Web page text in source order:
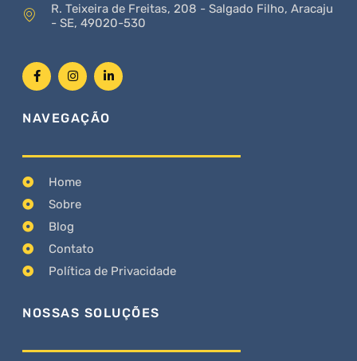
R. Teixeira de Freitas, 208 - Salgado Filho, Aracaju
- SE, 49020-530
NAVEGAÇÃO
Home
Sobre
Blog
Contato
Política de Privacidade
NOSSAS SOLUÇÕES